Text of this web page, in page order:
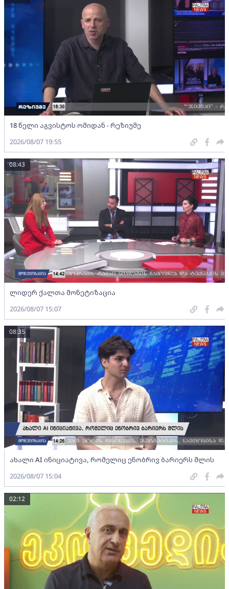
18 წელი აგვისტოს ომიდან - რეზიუმე
2026/08/07 19:55
ლიდერ ქალთა მონეტიზაცია
08:43
2026/08/07 15:07
ახალი AI ინიციატივა, რომელიც ენობრივ ბარიერს შლის
08:35
2026/08/07 15:04
02:12